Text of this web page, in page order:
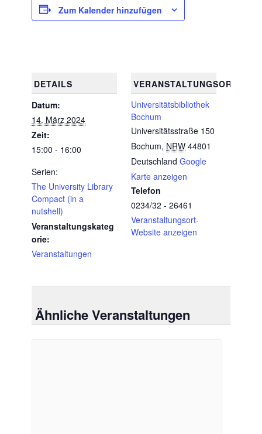
Zum Kalender hinzufügen
DETAILS
Datum:
14. März 2024
Zeit:
15:00 - 16:00
Serien:
The University Library
Compact (in a
nutshell)
Veranstaltungskateg
orie:
Veranstaltungen
VERANSTALTUNGSORT
Universitätsbibliothek
Bochum
Universitätsstraße 150
Bochum, NRW 44801
Deutschland Google
Karte anzeigen
Telefon
0234/32 - 26461
Veranstaltungsort-
Website anzeigen
Ähnliche Veranstaltungen